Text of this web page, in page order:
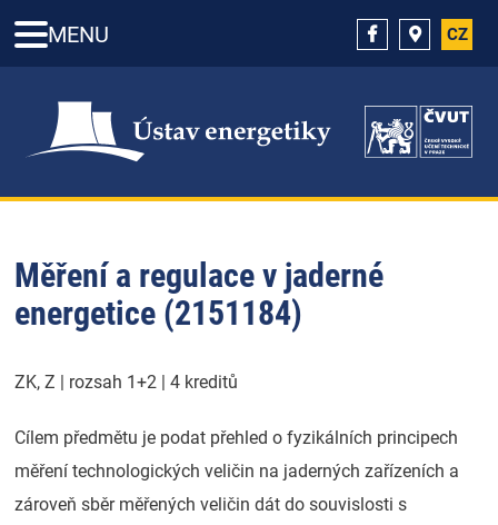
MENU CZ
Měření a regulace v jaderné
energetice (2151184)
ZK, Z | rozsah 1+2 | 4 kreditů
Cílem předmětu je podat přehled o fyzikálních principech
měření technologických veličin na jaderných zařízeních a
zároveň sběr měřených veličin dát do souvislosti s